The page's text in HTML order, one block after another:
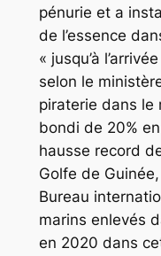
pénurie et a
de l’essence
« jusqu’à
selon le
piraterie dans le
bondi de 20%
hausse record
Golfe de
Bureau
marins enlevés
en 2020 dans